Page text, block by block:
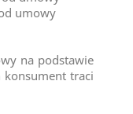
umowy
na podstawie
konsument traci